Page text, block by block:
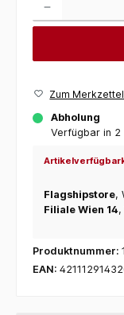
Zum
Abholung
Verfügbar in 2
Flagshipstore,
Filiale Wien 14,
Produktnummer:
EAN: